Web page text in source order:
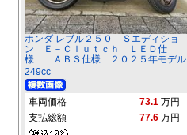
ホンダ レブル２５０ Ｓエディショ
ン Ｅ－Ｃｌｕｔｃｈ ＬＥＤ仕
様 ＡＢＳ仕様 ２０２５年モデル
249cc
車両価格 73.1 万円
支払総額
77.6 万円